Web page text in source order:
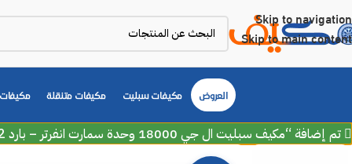
Skip to navigation
Skip to main content
العروض مكيفات سبليت مكيفات متنقلة
تم إضافة “مكيف سبليت ال جي 18000 وحدة سمارت انفرتر – بارد NS182C2” إلى سلة مشترياتك.